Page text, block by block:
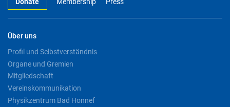
Donate Membership Press
Über uns
Profil und Selbstverständnis
Organe und Gremien
Mitgliedschaft
Vereinskommunikation
Physikzentrum Bad Honnef